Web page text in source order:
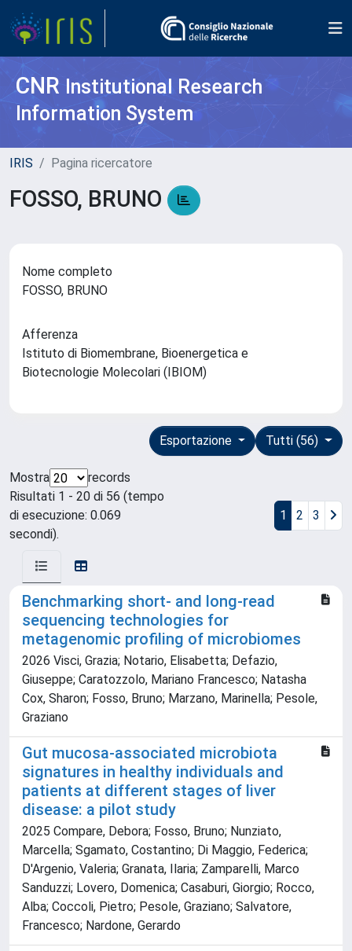
CNR Institutional Research
Information System
IRIS Pagina ricercatore
FOSSO, BRUNO
Nome completo
FOSSO, BRUNO
Afferenza
Istituto di Biomembrane, Bioenergetica e
Biotecnologie Molecolari (IBIOM)
Tutti (56)
Esportazione
Mostra
records
Risultati 1 - 20 di 56 (tempo
di esecuzione: 0.069
secondi).
1 2 3
Benchmarking short- and long-read
sequencing technologies for
metagenomic profiling of microbiomes
2026 Visci, Grazia; Notario, Elisabetta; Defazio,
Giuseppe; Caratozzolo, Mariano Francesco; Natasha
Cox, Sharon; Fosso, Bruno; Marzano, Marinella; Pesole,
Graziano
Gut mucosa-associated microbiota
signatures in healthy individuals and
patients at different stages of liver
disease: a pilot study
2025 Compare, Debora; Fosso, Bruno; Nunziato,
Marcella; Sgamato, Costantino; Di Maggio, Federica;
D'Argenio, Valeria; Granata, Ilaria; Zamparelli, Marco
Sanduzzi; Lovero, Domenica; Casaburi, Giorgio; Rocco,
Alba; Coccoli, Pietro; Pesole, Graziano; Salvatore,
Francesco; Nardone, Gerardo